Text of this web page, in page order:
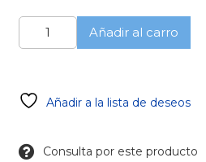
Regla
Endodoncia
Añadir al carro
Añadir a la lista de deseos
Consulta por este producto